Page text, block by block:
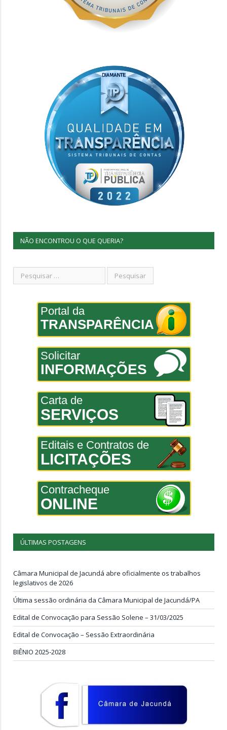
NÃO ENCONTROU O QUE QUERIA?
Portal da
TRANSPARÊNCIA
Solicitar
INFORMAÇÕES
Carta de
SERVIÇOS
Editais e Contratos de
LICITAÇÕES
Contracheque
ONLINE
ÚLTIMAS POSTAGENS
Câmara Municipal de Jacundá abre oficialmente os trabalhos
legislativos de 2026
Última sessão ordinária da Câmara Municipal de Jacundá/PA
Edital de Convocação para Sessão Solene – 31/03/2025
Edital de Convocação – Sessão Extraordinária
BIÊNIO 2025-2028